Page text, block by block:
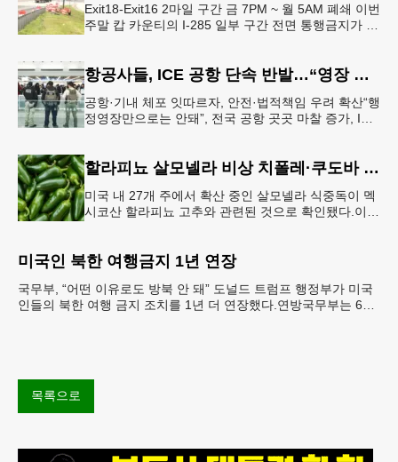
Exit18-Exit16 2마일 구간 금 7PM ~ 월 5AM 폐쇄 이번
주말 캅 카운티의 I-285 일부 구간 전면 통행금지가 시
항공사들, ICE 공항 단속 반발…“영장 없인 협조 불가”
공항·기내 체포 잇따르자, 안전·법적책임 우려 확산“행
정영장만으로는 안돼”, 전국 공항 곳곳 마찰 증가, ICE
할라피뇨 살모넬라 비상 치폴레·쿠도바 긴급 회수
미국 내 27개 주에서 확산 중인 살모넬라 식중독이 멕
시코산 할라피뇨 고추와 관련된 것으로 확인됐다.이에
미국인 북한 여행금지 1년 연장
국무부, “어떤 이유로도 방북 안 돼” 도널드 트럼프 행정부가 미국
인들의 북한 여행 금지 조치를 1년 더 연장했다.연방국무부는 6일
목록으로